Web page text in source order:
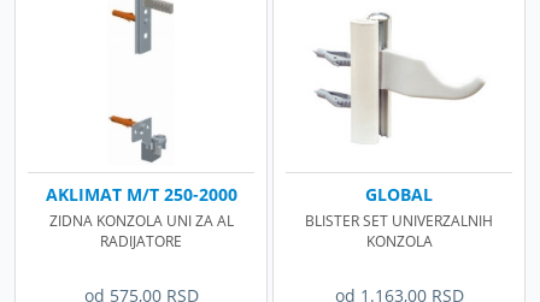
od 575,00 RSD
AKLIMAT M/T 250-2000
ZIDNA KONZOLA UNI ZA AL
RADIJATORE
od 1.163,00 RSD
GLOBAL
BLISTER SET UNIVERZALNIH
KONZOLA